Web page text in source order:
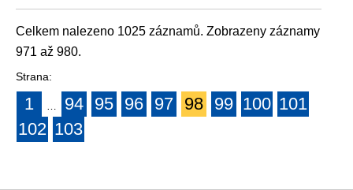
Celkem nalezeno 1025 záznamů. Zobrazeny záznamy
971 až 980.
Strana:
1 … 94 95 96 97 98 99 100 101
102 103